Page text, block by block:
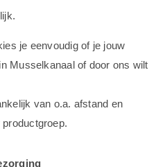
je eenvoudig of je jouw
Musselkanaal of door ons wilt
van o.a. afstand en